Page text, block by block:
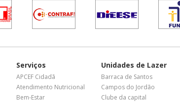
Serviços
APCEF Cidadã
Atendimento Nutricional
Bem-Estar
Unidades de Lazer
Barraca de Santos
Campos do Jordão
Clube da capital